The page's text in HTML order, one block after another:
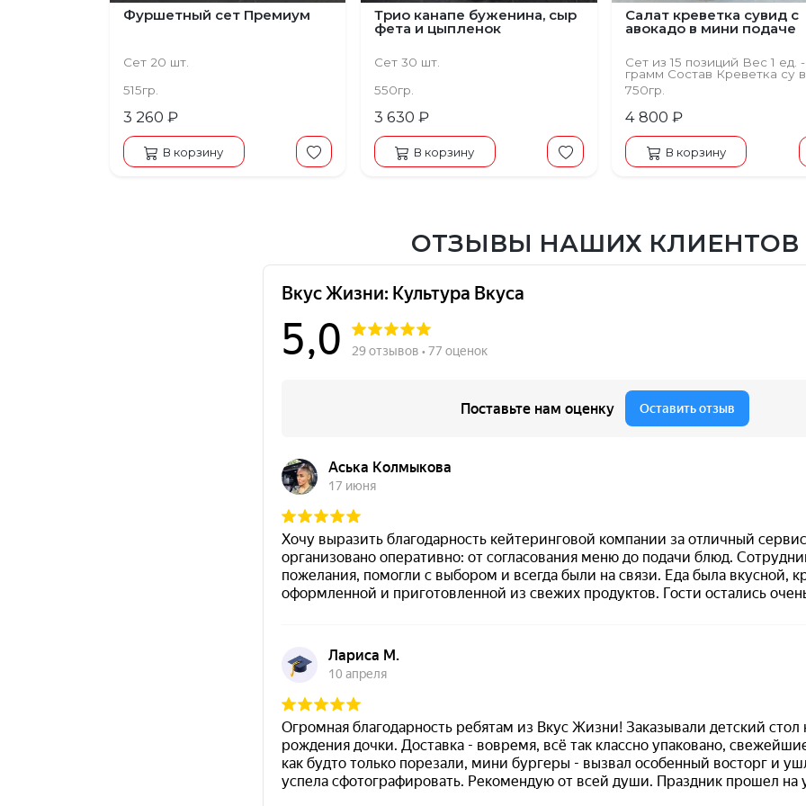
Фуршетный сет Премиум
Сет 20 шт.
515гр.
3 260 ₽
В корзину
Трио канапе буженина, сыр
фета и цыпленок
Сет 30 шт.
550гр.
3 630 ₽
В корзину
Салат креветка сувид с
авокадо в мини подаче
Сет из 15 позиций Вес 1 ед.
грамм Состав Креветка су
гуакамоле, свит чили,
лола-росса, авокадо
750гр.
4 800 ₽
В корзину
ОТЗЫВЫ НАШИХ КЛИЕНТОВ